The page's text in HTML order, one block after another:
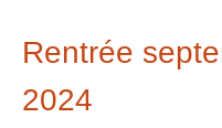
Rentrée
2024